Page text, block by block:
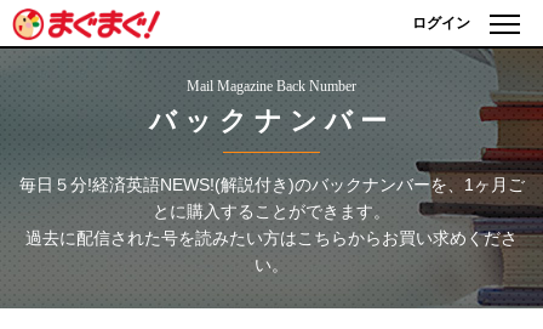
ログイン
Mail Magazine Back Number
バックナンバー
毎日５分!経済英語NEWS!(解説付き)のバックナンバーを、1ヶ月ご
とに購入することができます。
過去に配信された号を読みたい方はこちらからお買い求めくださ
い。